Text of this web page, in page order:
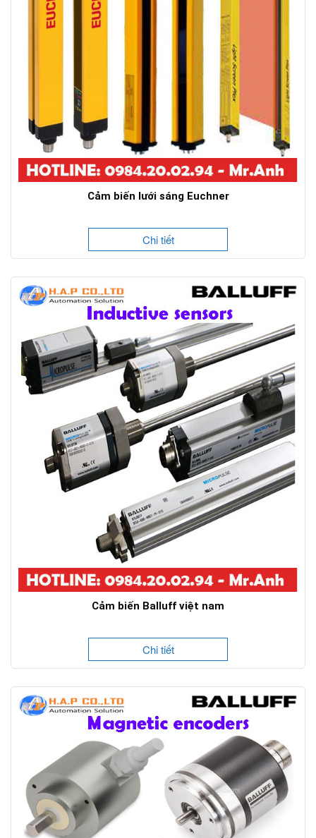
Cảm biến lưới sáng Euchner
Chi tiết
Cảm biến Balluff việt nam
Chi tiết